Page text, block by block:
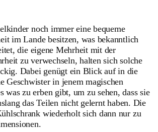
noch immer eine bequeme
im Lande besitzen, was bekanntlich
die eigene Mehrheit mit der
zu verwechseln, halten sich solche
Dabei genügt ein Blick auf in die
Geschwister in jenem magischen
was zu erben gibt, um zu sehen, dass sie
das Teilen nicht gelernt haben. Die
wiederholt sich dann nur zu